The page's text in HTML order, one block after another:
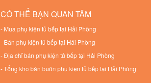
CÓ THỂ BẠN QUAN TÂM
- Mua phụ kiện tủ bếp tại Hải Phòng
- Bán phụ kiện tủ bếp tại Hải Phòng
-Địa chỉ bán phụ kiện tủ bếp tại Hải Phòng
-Tổng kho bán buôn phụ kiện tủ bếp tại Hải Phòng